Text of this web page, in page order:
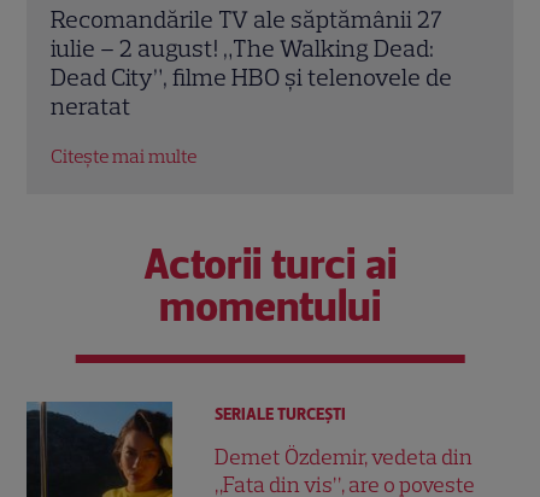
Poftiți pe la noi – Poftiți la întrecere, 27
iulie 2026: Iulia Albu, Victor Slav și Selina
intră în competiție. Ce surpriză le
pregătește Nea Mărin
Citește mai multe
Actorii turci ai
momentului
SERIALE TURCEŞTI
Demet Özdemir, vedeta din
„Fata din vis”, are o poveste